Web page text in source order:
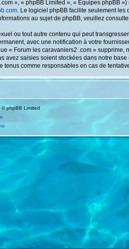
», « phpBB Limited », « Équipes phpBB
. Le logiciel phpBB facilite seulement les
au sujet de phpBB, veuillez
ou tout autre contenu qui peut
avec une notification à votre
« Forum les caravaniers2 .com » supprime,
saisies soient stockées dans notre
comme responsables en cas de
© phpBB Limited